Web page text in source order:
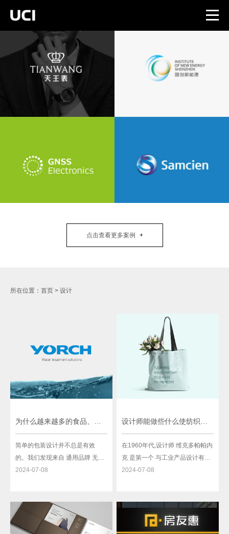
点击查看更多案例
所在位置： 首页 > 设计
为什么越来越多的食品、化妆品和美容公司转向最简的包装设计
简单的包装设计并不总是有效
的。我们发现来自 通用品牌 无法
从最简包装中收获同样的溢价。
品牌同类产品低。
2024-07-08
设计师能做些什么使纺织品对人类和地球更健康
在1960年代,设计师 维克多帕帕内
克 是第一个 与工业产品设计有关
的环境问题 .同时,生物学家 雷切
响。
2024-07-08